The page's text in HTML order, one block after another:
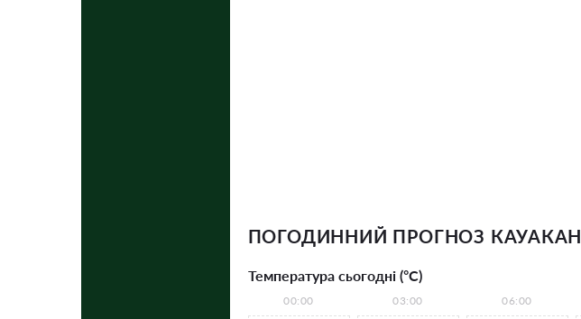
ПОГОДИННИЙ ПРОГНОЗ КАУАКАН
Температура сьогодні (°С)
00:00 03:00 06:00